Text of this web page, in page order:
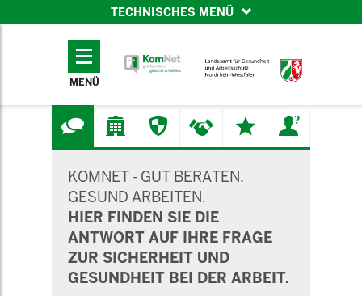
TECHNISCHES MENÜ
TECHNISCHES
MENÜ
KOMNET - GUT BERATEN.
GESUND ARBEITEN.
HIER FINDEN SIE DIE
ANTWORT AUF IHRE FRAGE
ZUR SICHERHEIT UND
GESUNDHEIT BEI DER ARBEIT.